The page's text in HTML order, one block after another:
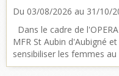
Du 03/08/2026 au 31/10/
Dans le cadre de
MFR St Aubin d'Aubigné
sensibiliser les femmes au